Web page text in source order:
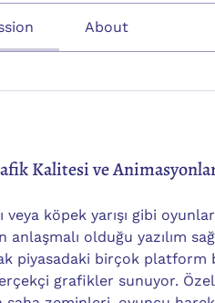
About
Kalitesi ve
veya köpek yarışı gibi
olduğu yazılım
piyasadaki birçok platform
grafikler sunuyor.